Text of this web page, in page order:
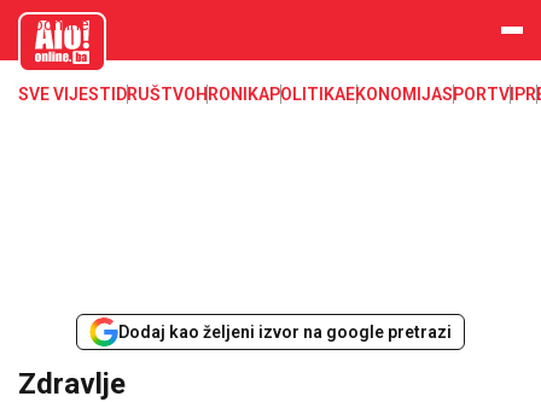
aloonline.b
SVE VIJESTI DRUŠTVOHRONIKAPOLITIKAEKONOMIJASPORTVIP
Dodaj kao željeni izvor na google pretrazi
Zdravlje